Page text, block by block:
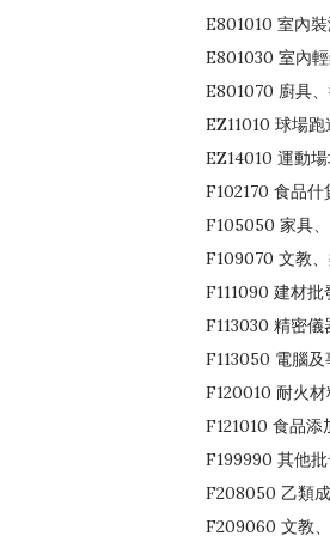
E801010 室內
E801030 室內
E801070 廚具
EZ11010 球場
EZ14010 運動
F102170 食品什
F105050 家具
F109070 文教
F111090 建材批
F113030 精密儀
F113050 電腦
F120010 耐火
F121010 食品添
F199990 其他
F208050 乙類
F209060 文教